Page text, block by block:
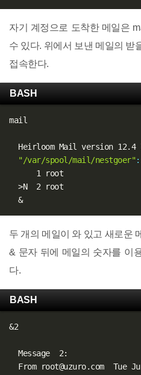
자기 계정으로 도착한 메일은
수 있다. 위에서 보낸 메일의 받
접속한다.
BASH
mail
Heirloom Mail version 12.4
"/var/spool/mail/nestgoer":
1 root
>N  2 root
&
두 개의 메일이 와 있고 새로운
& 문자 뒤에 메일의 숫자를 이
다.
BASH
&2
  Message  2:
From root@uzuro.com  Tue